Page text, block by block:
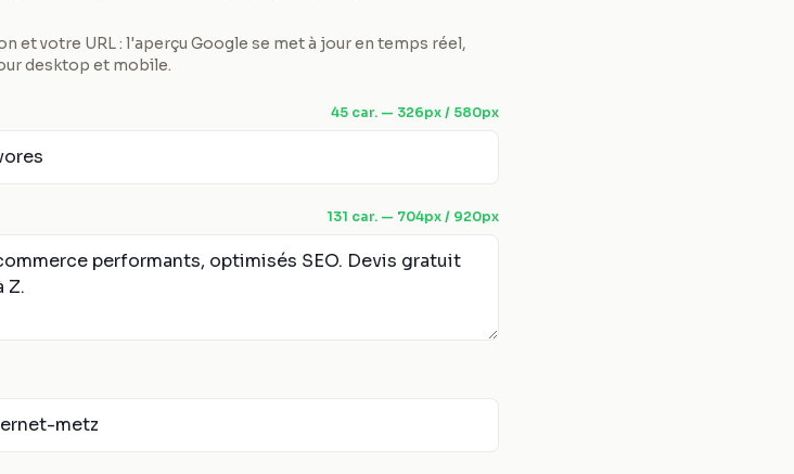
et votre URL : l'aperçu Google se met à jour en temps réel,
desktop et mobile.
45 car. — 326px / 580px
131 car. — 704px / 920px